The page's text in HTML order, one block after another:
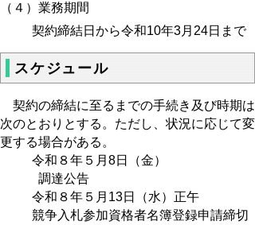
（４）業務期間
契約締結日から令和10年3月24日まで
スケジュール
契約の締結に至るまでの手続き及び時期は
次のとおりとする。ただし、状況に応じて変
更する場合がある。
令和８年５月8日（金）
調達公告
令和８年５月13日（水）正午
競争入札参加資格者名簿登録申請締切